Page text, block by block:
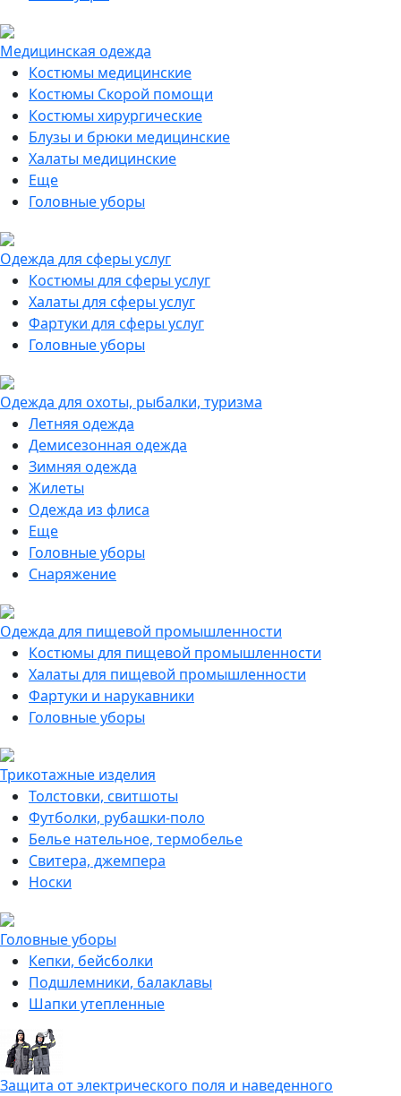
Медицинская одежда
Костюмы медицинские
Костюмы Скорой помощи
Костюмы хирургические
Блузы и брюки медицинские
Халаты медицинские
Еще
Головные уборы
Одежда для сферы услуг
Костюмы для сферы услуг
Халаты для сферы услуг
Фартуки для сферы услуг
Головные уборы
Одежда для охоты, рыбалки, туризма
Летняя одежда
Демисезонная одежда
Зимняя одежда
Жилеты
Одежда из флиса
Еще
Головные уборы
Снаряжение
Одежда для пищевой промышленности
Костюмы для пищевой промышленности
Халаты для пищевой промышленности
Фартуки и нарукавники
Головные уборы
Трикотажные изделия
Толстовки, свитшоты
Футболки, рубашки-поло
Белье нательное, термобелье
Свитера, джемпера
Носки
Головные уборы
Кепки, бейсболки
Подшлемники, балаклавы
Шапки утепленные
Защита от электрического поля и наведенного